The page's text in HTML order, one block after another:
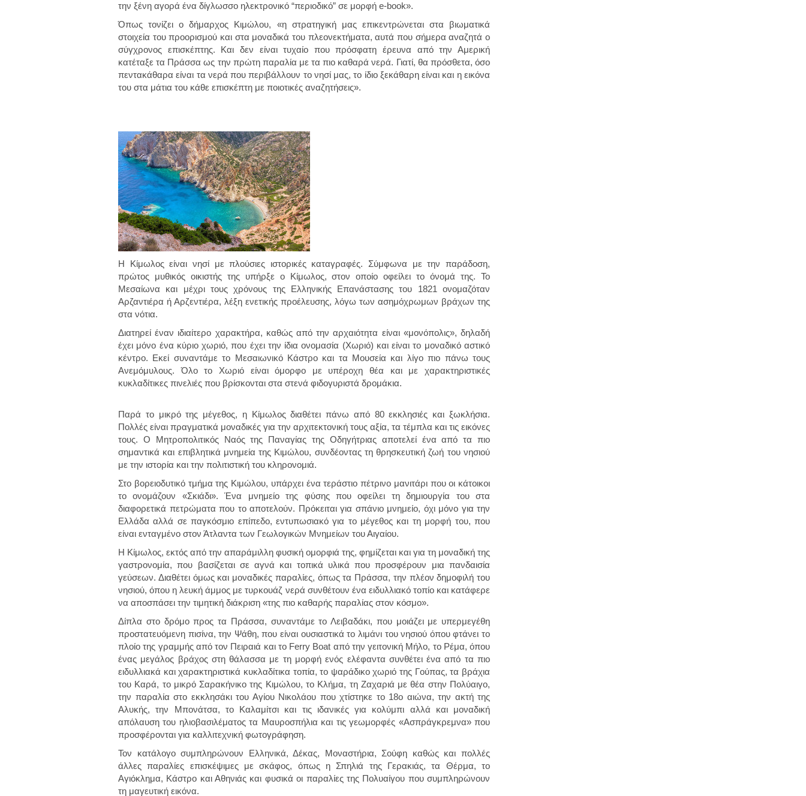
την ξένη αγορά ένα δίγλωσσο ηλεκτρονικό “περιοδικό” σε μορφή e-book».
Όπως τονίζει ο δήμαρχος Κιμώλου, «η στρατηγική μας επικεντρώνεται στα βιωματικά
στοιχεία του προορισμού και στα μοναδικά του πλεονεκτήματα, αυτά που σήμερα αναζητά ο
σύγχρονος επισκέπτης. Και δεν είναι τυχαίο που πρόσφατη έρευνα από την Αμερική
κατέταξε τα Πράσσα ως την πρώτη παραλία με τα πιο καθαρά νερά. Γιατί, θα πρόσθετα, όσο
πεντακάθαρα είναι τα νερά που περιβάλλουν το νησί μας, το ίδιο ξεκάθαρη είναι και η εικόνα
του στα μάτια του κάθε επισκέπτη με ποιοτικές αναζητήσεις».
Η Κίμωλος είναι νησί με πλούσιες ιστορικές καταγραφές. Σύμφωνα με την παράδοση,
πρώτος μυθικός οικιστής της υπήρξε ο Κίμωλος, στον οποίο οφείλει το όνομά της. Το
Μεσαίωνα και μέχρι τους χρόνους της Ελληνικής Επανάστασης του 1821 ονομαζόταν
Αρζαντιέρα ή Αρζεντιέρα, λέξη ενετικής προέλευσης, λόγω των ασημόχρωμων βράχων της
στα νότια.
Διατηρεί έναν ιδιαίτερο χαρακτήρα, καθώς από την αρχαιότητα είναι «μονόπολις», δηλαδή
έχει μόνο ένα κύριο χωριό, που έχει την ίδια ονομασία (Χωριό) και είναι το μοναδικό αστικό
κέντρο. Εκεί συναντάμε το Μεσαιωνικό Κάστρο και τα Μουσεία και λίγο πιο πάνω τους
Ανεμόμυλους. Όλο το Χωριό είναι όμορφο με υπέροχη θέα και με χαρακτηριστικές
κυκλαδίτικες πινελιές που βρίσκονται στα στενά φιδογυριστά δρομάκια.
Παρά το μικρό της μέγεθος, η Κίμωλος διαθέτει πάνω από 80 εκκλησιές και ξωκλήσια.
Πολλές είναι πραγματικά μοναδικές για την αρχιτεκτονική τους αξία, τα τέμπλα και τις εικόνες
τους. Ο Μητροπολιτικός Ναός της Παναγίας της Οδηγήτριας αποτελεί ένα από τα πιο
σημαντικά και επιβλητικά μνημεία της Κιμώλου, συνδέοντας τη θρησκευτική ζωή του νησιού
με την ιστορία και την πολιτιστική του κληρονομιά.
Στο βορειοδυτικό τμήμα της Κιμώλου, υπάρχει ένα τεράστιο πέτρινο μανιτάρι που οι κάτοικοι
το ονομάζουν «Σκιάδι». Ένα μνημείο της φύσης που οφείλει τη δημιουργία του στα
διαφορετικά πετρώματα που το αποτελούν. Πρόκειται για σπάνιο μνημείο, όχι μόνο για την
Ελλάδα αλλά σε παγκόσμιο επίπεδο, εντυπωσιακό για το μέγεθος και τη μορφή του, που
είναι ενταγμένο στον Άτλαντα των Γεωλογικών Μνημείων του Αιγαίου.
Η Κίμωλος, εκτός από την απαράμιλλη φυσική ομορφιά της, φημίζεται και για τη μοναδική της
γαστρονομία, που βασίζεται σε αγνά και τοπικά υλικά που προσφέρουν μια πανδαισία
γεύσεων. Διαθέτει όμως και μοναδικές παραλίες, όπως τα Πράσσα, την πλέον δημοφιλή του
νησιού, όπου η λευκή άμμος με τυρκουάζ νερά συνθέτουν ένα ειδυλλιακό τοπίο και κατάφερε
να αποσπάσει την τιμητική διάκριση «της πιο καθαρής παραλίας στον κόσμο».
Δίπλα στο δρόμο προς τα Πράσσα, συναντάμε το Λειβαδάκι, που μοιάζει με υπερμεγέθη
προστατευόμενη πισίνα, την Ψάθη, που είναι ουσιαστικά το λιμάνι του νησιού όπου φτάνει το
πλοίο της γραμμής από τον Πειραιά και το Ferry Boat από την γειτονική Μήλο, το Ρέμα, όπου
ένας μεγάλος βράχος στη θάλασσα με τη μορφή ενός ελέφαντα συνθέτει ένα από τα πιο
ειδυλλιακά και χαρακτηριστικά κυκλαδίτικα τοπία, το ψαράδικο χωριό της Γούπας, τα βράχια
του Καρά, το μικρό Σαρακήνικο της Κιμώλου, το Κλήμα, τη Ζαχαριά με θέα στην Πολύαιγο,
την παραλία στο εκκλησάκι του Αγίου Νικολάου που χτίστηκε το 18ο αιώνα, την ακτή της
Αλυκής, την Μπονάτσα, το Καλαμίτσι και τις ιδανικές για κολύμπι αλλά και μοναδική
απόλαυση του ηλιοβασιλέματος τα Μαυροσπήλια και τις γεωμορφές «Ασπράγκρεμνα» που
προσφέρονται για καλλιτεχνική φωτογράφηση.
Τον κατάλογο συμπληρώνουν Ελληνικά, Δέκας, Μοναστήρια, Σούφη καθώς και πολλές
άλλες παραλίες επισκέψιμες με σκάφος, όπως η Σπηλιά της Γερακιάς, τα Θέρμα, το
Αγιόκλημα, Κάστρο και Αθηνιάς και φυσικά οι παραλίες της Πολυαίγου που συμπληρώνουν
τη μαγευτική εικόνα.